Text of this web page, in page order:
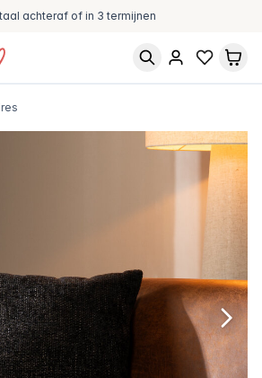
achteraf of in 3 termijnen